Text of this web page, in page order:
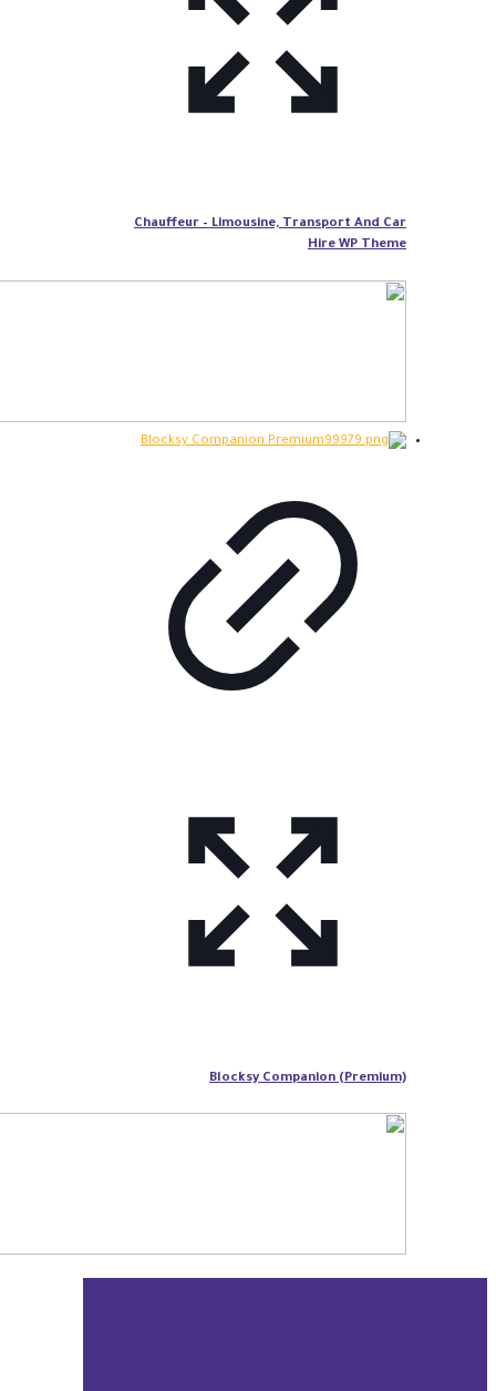
Chauffeur – Limousine, Transport And Car
Hire WP Theme
Blocksy Companion (Premium)